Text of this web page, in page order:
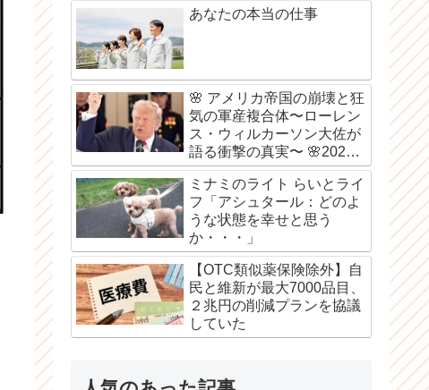
あなたの本当の仕事
🌸 アメリカ帝国の崩壊と狂
気の軍産複合体〜ローレン
ス・ウィルカーソン大佐が
語る衝撃の真実〜 🌸2026
年8月6日
ミナミのライト らいとライ
フ「アシュタール：どのよ
うな状態を幸せと思う
か・・・」
【OTC類似薬保険除外】自
民と維新が最大7000品目、
２兆円の削減プランを協議
していた